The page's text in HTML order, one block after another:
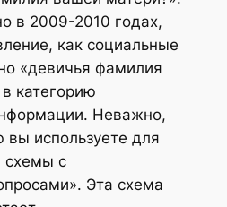
в 2009-2010 годах,
как социальные
«девичья фамилия
категорию
Неважно,
вы используете для
схемы с
Эта схема